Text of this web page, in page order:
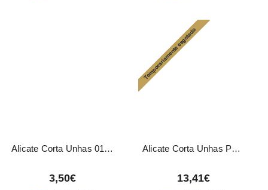
Alicate Corta Unhas 01271 Pollié
3,50€
Alicate Corta Unhas Pedicure 01474 Pollié
13,41€